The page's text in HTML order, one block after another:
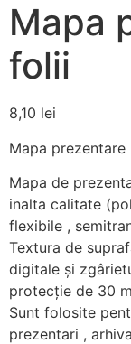
Mapa
folii
8,10 lei
Mapa
Mapa de
inalta calitate
flexibile ,
Textura de
digitale și
protecţie de 30
Sunt folosite
prezentari ,